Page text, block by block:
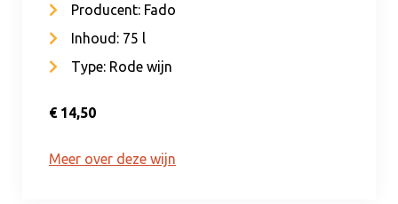
Producent: Fado
Inhoud: 75 l
Type: Rode wijn
€ 14,50
Meer over deze wijn